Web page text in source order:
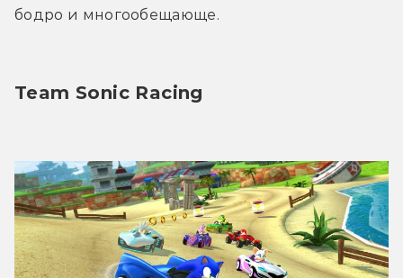
бодро и многообещающе.
Team Sonic Racing